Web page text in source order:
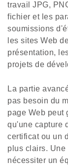
travail JPG,
fichier et les
soumissions
les sites Web
présentation,
projets de
La partie
pas besoin du
page Web peut
qu'une capture
certificat ou un
plus clairs.
nécessiter un